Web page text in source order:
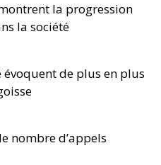
la progression
la société
évoquent de plus en plus
nombre d’appels